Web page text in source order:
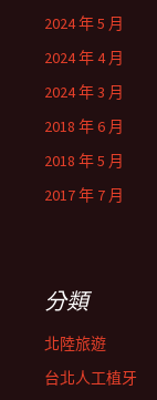
2024 年 5 月
2024 年 4 月
2024 年 3 月
2018 年 6 月
2018 年 5 月
2017 年 7 月
分類
北陸旅遊
台北人工植牙